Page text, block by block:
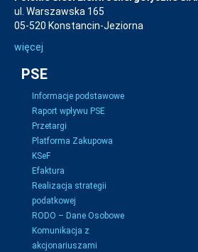
ul. Warszawska 165
05-520 Konstancin-Jeziorna
więcej
PSE
Informacje podstawowe
Raport wpływu PSE
Przetargi
Platforma Zakupowa
KSeF
Efaktura
Realizacja strategii
podatkowej
RODO – Dane Osobowe
Komunikacja z
akcjonariuszami